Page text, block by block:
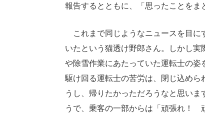
報告するとともに、「思ったことをま
これまで同じようなニュースを目に
いたという猫透け野郎さん。しかし
や除雪作業にあたっていた運転士の
駆け回る運転士の苦労は、閉じ込め
うし、帰りたかっただろうなと思い
うで、乗客の一部からは「頑張れ！